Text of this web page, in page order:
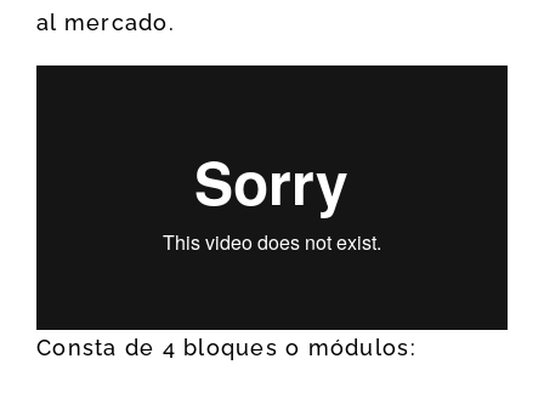
al mercado.
Consta de 4 bloques o módulos: